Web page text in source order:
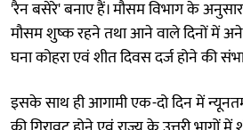
'रैन बसेरे' बनाए हैं। मौसम विभाग के
मौसम शुष्क रहने तथा आने वाले दिनों में
घना कोहरा एवं शीत दिवस दर्ज होने की
इसके साथ ही आगामी एक-दो दिन में